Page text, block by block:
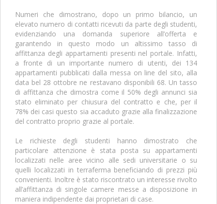
Numeri che dimostrano, dopo un primo bilancio, un
elevato numero di contatti ricevuti da parte degli studenti,
evidenziando una domanda superiore all’offerta e
garantendo in questo modo un altissimo tasso di
affittanza degli appartamenti presenti nel portale. Infatti,
a fronte di un importante numero di utenti, dei 134
appartamenti pubblicati dalla messa on line del sito, alla
data bel 28 ottobre ne restavano disponibili 68. Un tasso
di affittanza che dimostra come il 50% degli annunci sia
stato eliminato per chiusura del contratto e che, per il
78% dei casi questo sia accaduto grazie alla finalizzazione
del contratto proprio grazie al portale.
Le richieste degli studenti hanno dimostrato che
particolare attenzione è stata posta su appartamenti
localizzati nelle aree vicino alle sedi universitarie o su
quelli localizzati in terraferma beneficiando di prezzi più
convenienti. Inoltre è stato riscontrato un interesse rivolto
all’affittanza di singole camere messe a disposizione in
maniera indipendente dai proprietari di case.